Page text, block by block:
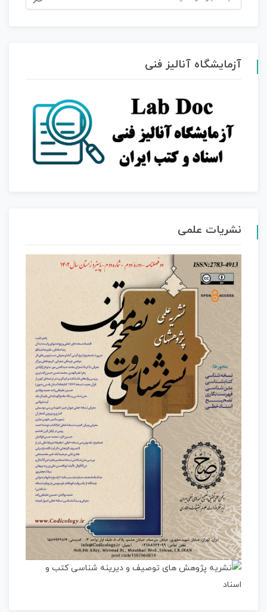
برای:
آزمایشگاه آنالیز فنی
نشریات علمی